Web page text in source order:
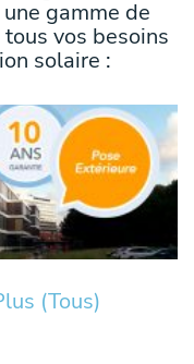
gamme de
vos besoins
solaire :
(Tous)